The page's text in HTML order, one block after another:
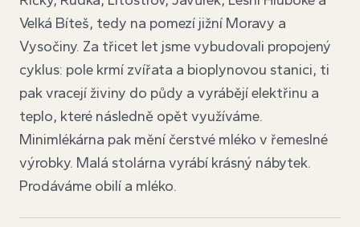
Velká Bíteš, tedy na pomezí jižní Moravy a
Vysočiny. Za třicet let jsme vybudovali propojený
cyklus: pole krmí zvířata a bioplynovou stanici, ti
pak vracejí živiny do půdy a vyrábějí elektřinu a
teplo, které následně opět využíváme.
Minimlékárna pak mění čerstvé mléko v řemeslné
výrobky. Malá stolárna vyrábí krásný nábytek.
Prodáváme obilí a mléko.